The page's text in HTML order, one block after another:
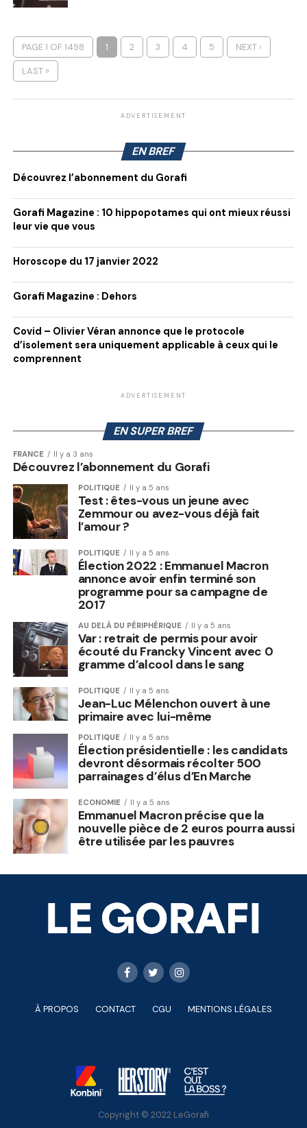
PAGE 1 OF 1498 1 2 3 4 5 NEXT ›
LAST »
ADVERTISEMENT
EN BREF
Découvrez l’abonnement du Gorafi
Gorafi Magazine : 10 hippopotames qui ont mieux réussi
leur vie que vous
Horoscope du 17 janvier 2022
Gorafi Magazine : Dehors
Covid – Olivier Véran annonce que le protocole
d’isolement sera uniquement applicable à ceux qui le
comprennent
ADVERTISEMENT
EN SUPER BREF
FRANCE Il y a 3 ans
Découvrez l’abonnement du Gorafi
POLITIQUE Il y a 5 ans
Test : êtes-vous un jeune avec
Zemmour ou avez-vous déjà fait
l’amour ?
POLITIQUE Il y a 5 ans
Élection 2022 : Emmanuel Macron
annonce avoir enfin terminé son
programme pour sa campagne de
2017
AU DELÀ DU PÉRIPHÉRIQUE Il y a 5 ans
Var : retrait de permis pour avoir
écouté du Francky Vincent avec 0
gramme d’alcool dans le sang
POLITIQUE Il y a 5 ans
Jean-Luc Mélenchon ouvert à une
primaire avec lui-même
POLITIQUE Il y a 5 ans
Élection présidentielle : les candidats
devront désormais récolter 500
parrainages d’élus d’En Marche
ECONOMIE Il y a 5 ans
Emmanuel Macron précise que la
nouvelle pièce de 2 euros pourra aussi
être utilisée par les pauvres
À PROPOS CONTACT CGU MENTIONS LÉGALES
Copyright © 2022 LeGorafi